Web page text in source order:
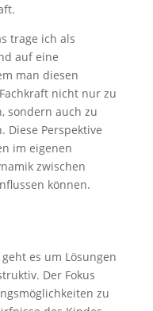
trage ich als
auf eine
man diesen
nicht nur zu
sondern auch zu
Diese Perspektive
im eigenen
zwischen
können.
es um Lösungen
Der Fokus
zu